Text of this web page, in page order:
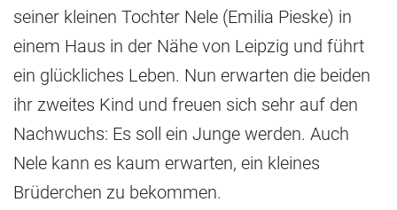
seiner kleinen Tochter Nele (Emilia Pieske) in
einem Haus in der Nähe von Leipzig und führt
ein glückliches Leben. Nun erwarten die beiden
ihr zweites Kind und freuen sich sehr auf den
Nachwuchs: Es soll ein Junge werden. Auch
Nele kann es kaum erwarten, ein kleines
Brüderchen zu bekommen.